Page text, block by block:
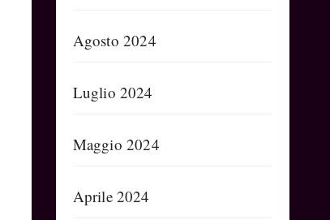
Agosto 2024
Luglio 2024
Maggio 2024
Aprile 2024